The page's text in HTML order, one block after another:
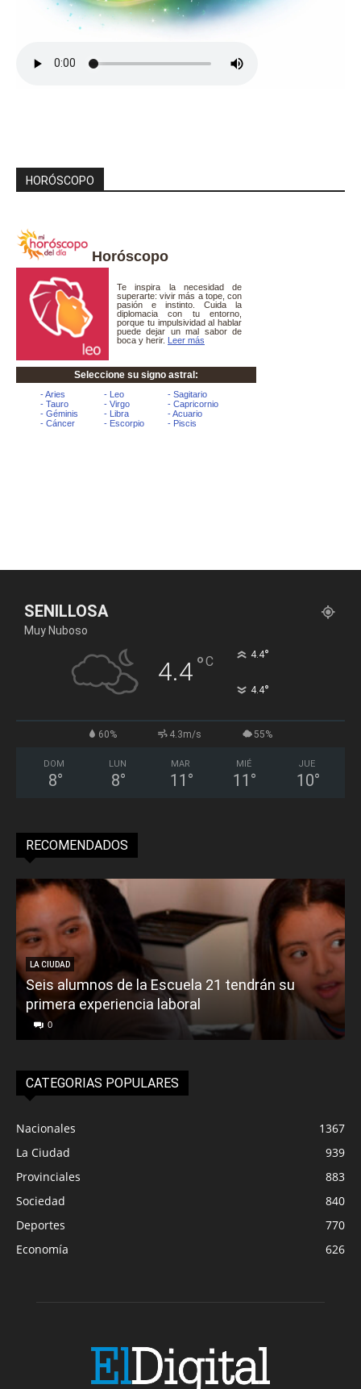
HORÓSCOPO
Horóscopo
SENILLOSA
Muy Nuboso
4.4°C 4.4°
4.4°
60% 4.3m/s 55%
DOM
8°
LUN
8°
MAR
11 °
MIÉ
11 °
JUE
10°
RECOMENDADOS
LA CIUDAD
Seis alumnos de la Escuela 21 tendrán su
primera experiencia laboral
0
CATEGORIAS POPULARES
Nacionales
1367
La Ciudad
939
Provinciales
883
Sociedad
840
Deportes
770
Economía
626